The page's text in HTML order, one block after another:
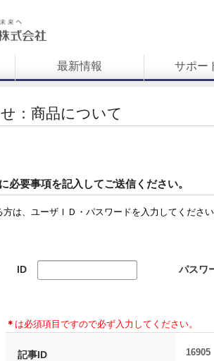
最新情報 サポー
：商品について
必要事項を記入してご送信ください。
は、ユーザＩＤ・パスワードを入力してくださ
ID パスワ
＊ は必須項目ですので必ず入力してください。
記事ID 16905